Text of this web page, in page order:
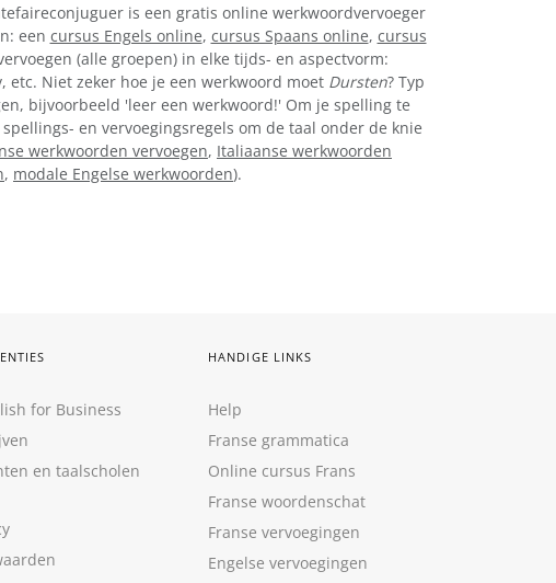
is een gratis online werkwoordvervoeger
een cursus Engels online, cursus Spaans online, cursus
(alle groepen) in elke tijds- en aspectvorm:
Niet zeker hoe je een werkwoord moet Dursten? Typ
bijvoorbeeld 'leer een werkwoord!' Om je spelling te
en vervoegingsregels om de taal onder de knie
werkwoorden vervoegen, Italiaanse werkwoorden
, modale Engelse werkwoorden).
for Business
en taalscholen
HANDIGE LINKS
Help
Franse grammatica
Online cursus Frans
Franse woordenschat
Franse vervoegingen
Engelse vervoegingen